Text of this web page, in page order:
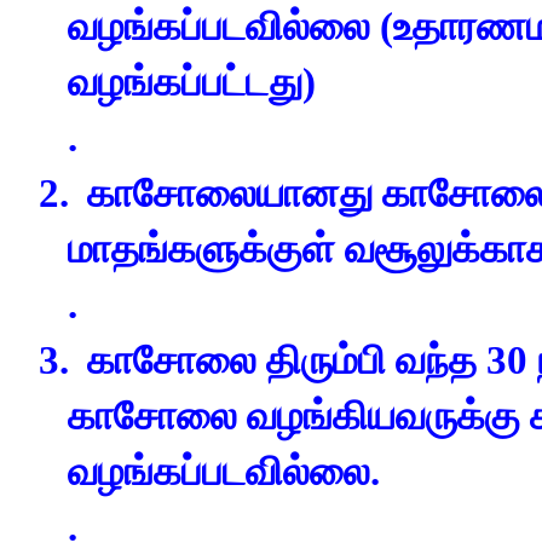
வழங்கப்படவில்லை
வழங்கப்பட்டது)
.
2. காசோலையானது காசோலை
மாதங்களுக்குள்
.
3. காசோலை திரும்பி வந்த
காசோலை வழங்கியவருக்கு
வழங்கப்படவில்லை.
.